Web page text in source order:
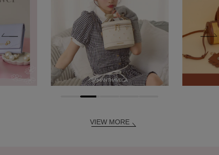
VIEW MORE